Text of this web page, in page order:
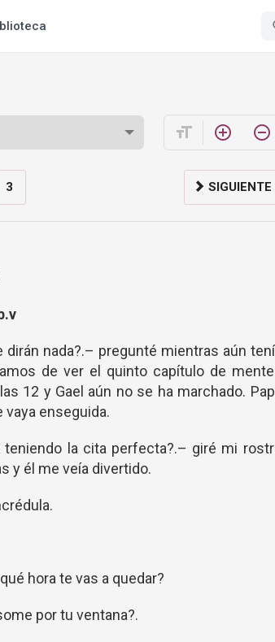
format_size add_circle_outline remove_circle_outline
3 SIGUIENTE
nada?.– pregunté mientras aún
de ver el quinto capítulo de
12 y Gael aún no se ha marchado.
vaya enseguida.
la cita perfecta?.– giré mi
y él me veía divertido.
hora te vas a quedar?
por tu ventana?.